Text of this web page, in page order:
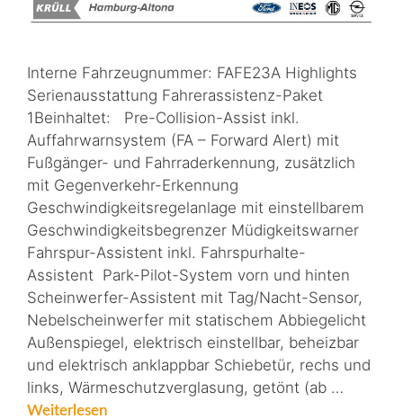
Interne Fahrzeugnummer: FAFE23A Highlights
Serienausstattung Fahrerassistenz-Paket
1Beinhaltet: Pre-Collision-Assist inkl.
Auffahrwarnsystem (FA – Forward Alert) mit
Fußgänger- und Fahrraderkennung, zusätzlich
mit Gegenverkehr-Erkennung
Geschwindigkeitsregelanlage mit einstellbarem
Geschwindigkeitsbegrenzer Müdigkeitswarner
Fahrspur-Assistent inkl. Fahrspurhalte-
Assistent Park-Pilot-System vorn und hinten
Scheinwerfer-Assistent mit Tag/Nacht-Sensor,
Nebelscheinwerfer mit statischem Abbiegelicht
Außenspiegel, elektrisch einstellbar, beheizbar
und elektrisch anklappbar Schiebetür, rechs und
links, Wärmeschutzverglasung, getönt (ab …
Weiterlesen